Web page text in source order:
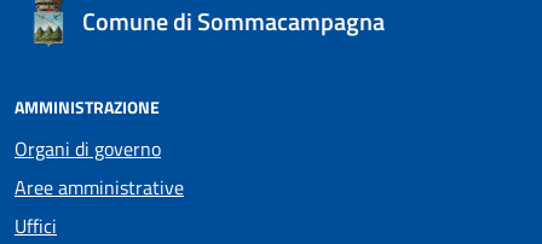
Comune di Sommacampagna
AMMINISTRAZIONE
Organi di governo
Aree amministrative
Uffici